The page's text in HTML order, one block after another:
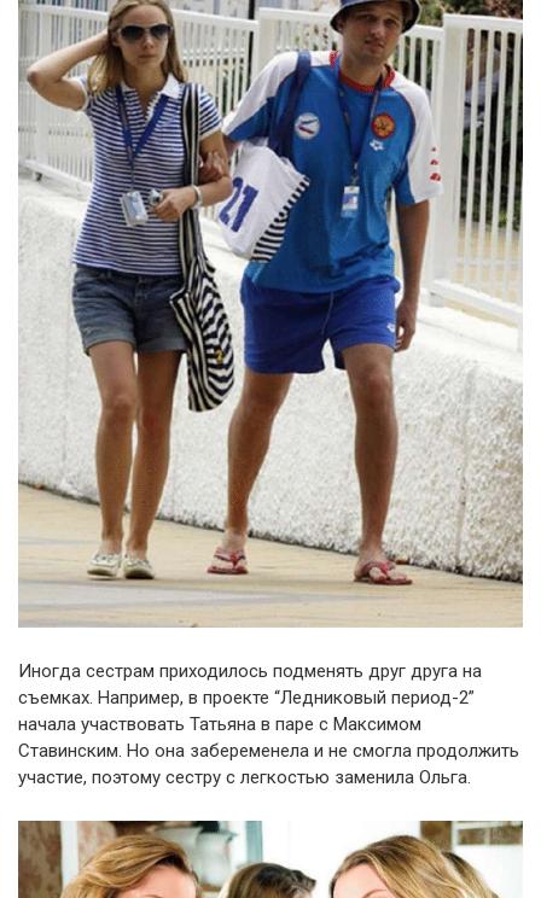
Иногда сестрам приходилось подменять друг друга на
съемках. Например, в проекте “Ледниковый период-2”
начала участвовать Татьяна в паре с Максимом
Ставинским. Но она забеременела и не смогла продолжить
участие, поэтому сестру с легкостью заменила Ольга.